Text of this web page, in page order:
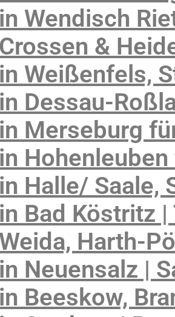
Wendisch
&
Weißenfels,
Dessau-
Merseburg
Halle/ Saale,
Bad Köstritz
Harth-
Neuensalz |
Beeskow,